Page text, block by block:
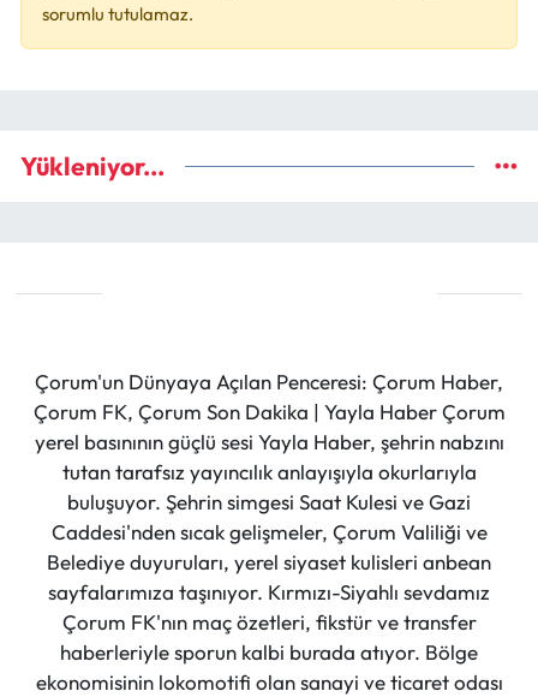
sorumlu tutulamaz.
Yükleniyor...
Çorum'un Dünyaya Açılan Penceresi: Çorum Haber,
Çorum FK, Çorum Son Dakika | Yayla Haber Çorum
yerel basınının güçlü sesi Yayla Haber, şehrin nabzını
tutan tarafsız yayıncılık anlayışıyla okurlarıyla
buluşuyor. Şehrin simgesi Saat Kulesi ve Gazi
Caddesi'nden sıcak gelişmeler, Çorum Valiliği ve
Belediye duyuruları, yerel siyaset kulisleri anbean
sayfalarımıza taşınıyor. Kırmızı-Siyahlı sevdamız
Çorum FK'nın maç özetleri, fikstür ve transfer
haberleriyle sporun kalbi burada atıyor. Bölge
ekonomisinin lokomotifi olan sanayi ve ticaret odası